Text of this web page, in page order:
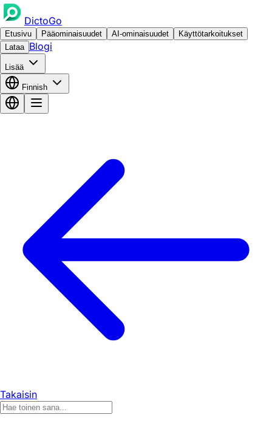
DictoGo
Etusivu Pääominaisuudet AI-ominaisuudet
Käyttötarkoitukset
Lataa Blogi
Lisää
Finnish
Takaisin